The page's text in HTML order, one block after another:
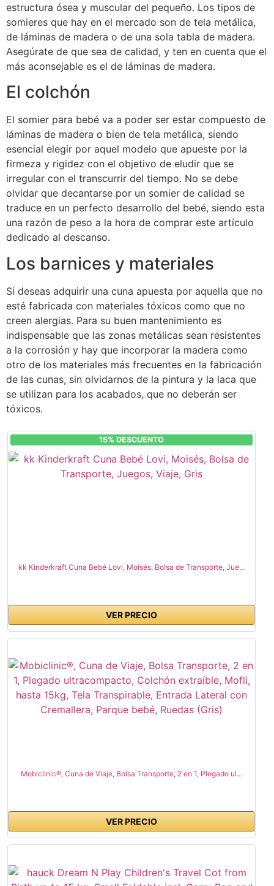
estructura ósea y muscular del pequeño. Los tipos de
somieres que hay en el mercado son de tela metálica,
de láminas de madera o de una sola tabla de madera.
Asegúrate de que sea de calidad, y ten en cuenta que el
más aconsejable es el de láminas de madera.
El colchón
El somier para bebé va a poder ser estar compuesto de
láminas de madera o bien de tela metálica, siendo
esencial elegir por aquel modelo que apueste por la
firmeza y rigidez con el objetivo de eludir que se
irregular con el transcurrir del tiempo. No se debe
olvidar que decantarse por un somier de calidad se
traduce en un perfecto desarrollo del bebé, siendo esta
una razón de peso a la hora de comprar este artículo
dedicado al descanso.
Los barnices y materiales
Si deseas adquirir una cuna apuesta por aquella que no
esté fabricada con materiales tóxicos como que no
creen alergias. Para su buen mantenimiento es
indispensable que las zonas metálicas sean resistentes
a la corrosión y hay que incorporar la madera como
otro de los materiales más frecuentes en la fabricación
de las cunas, sin olvidarnos de la pintura y la laca que
se utilizan para los acabados, que no deberán ser
tóxicos.
15% DESCUENTO
kk Kinderkraft Cuna Bebé Lovi, Moisés, Bolsa de Transporte, Jue...
VER PRECIO
Mobiclinic®, Cuna de Viaje, Bolsa Transporte, 2 en 1, Plegado ul...
VER PRECIO